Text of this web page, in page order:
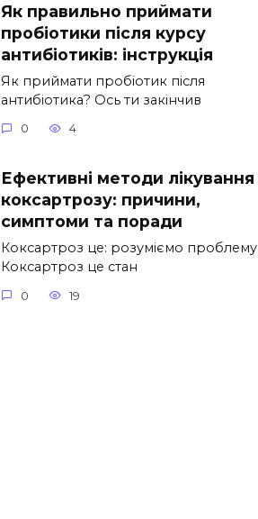
Як правильно приймати
пробіотики після курсу
антибіотиків: інструкція
Як приймати пробіотик після
антибіотика? Ось ти закінчив
0 4
Ефективні методи лікування
коксартрозу: причини,
симптоми та поради
Коксартроз це: розуміємо проблему
Коксартроз це стан
0 19